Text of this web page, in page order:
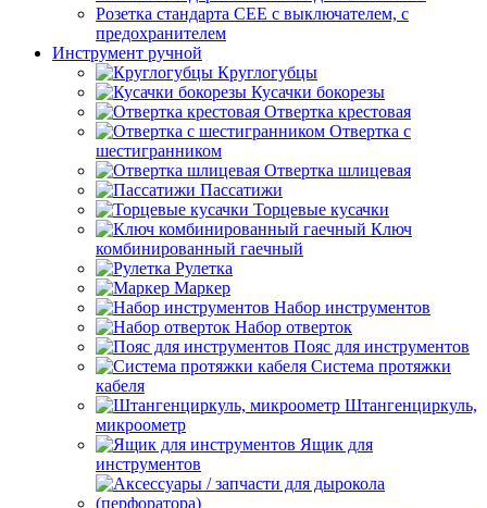
Розетка стандарта СЕЕ с выключателем, с
предохранителем
Инструмент ручной
Круглогубцы
Кусачки бокорезы
Отвертка крестовая
Отвертка с
шестигранником
Отвертка шлицевая
Пассатижи
Торцевые кусачки
Ключ
комбинированный гаечный
Рулетка
Маркер
Набор инструментов
Набор отверток
Пояс для инструментов
Система протяжки
кабеля
Штангенциркуль,
микроометр
Ящик для
инструментов